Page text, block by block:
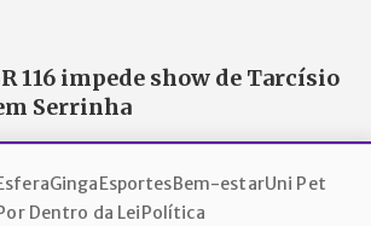
116 impede show de Tarcísio
Serrinha
Ginga EsportesBem-estarUni Pet
Dentro da Lei Política